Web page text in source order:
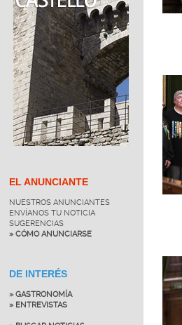
EL ANUNCIANTE
NUESTROS ANUNCIANTES
ENVÍANOS TU NOTICIA
SUGERENCIAS
» CÓMO ANUNCIARSE
DE INTERÉS
» GASTRONOMÍA
» ENTREVISTAS